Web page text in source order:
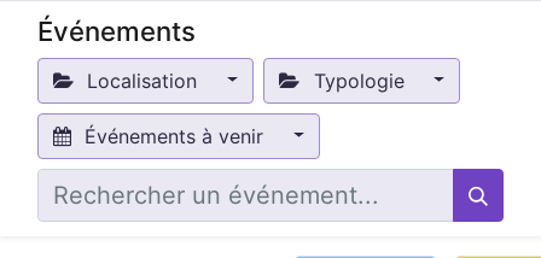
Événements
Localisation Typologie
Événements à venir